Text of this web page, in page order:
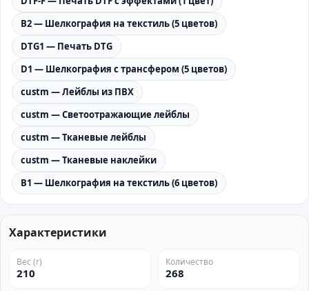
B2 — Шелкография на текстиль (5 цветов)
DTG1 — Печать DTG
D1 — Шелкография с трансфером (5 цветов)
custm — Лейблы из ПВХ
custm — Светоотражающие лейблы
custm — Тканевые лейблы
custm — Тканевые наклейки
B1 — Шелкография на текстиль (6 цветов)
Характеристики
Вес (г)
210
Количество
268